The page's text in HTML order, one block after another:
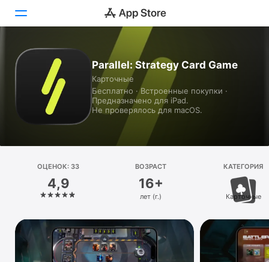
Сегодня
Игры
Приложения
Платформа
iPhone
iPad
Vision
Parallel: Strategy Card Game
Карточные
Бесплатно · Встроенные покупки ·
Предназначено для iPad.
Не проверялось для macOS.
ОЦЕНОК: 33
4,9
ВОЗРАСТ
16+
лет (г.)
КАТЕГОРИЯ
Карточные